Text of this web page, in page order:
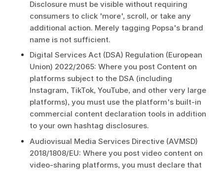
Disclosure must be visible without requiring
consumers to click 'more', scroll, or take any
additional action. Merely tagging Popsa's brand
name is not sufficient.
Digital Services Act (DSA) Regulation (European
Union) 2022/2065: Where you post Content on
platforms subject to the DSA (including
Instagram, TikTok, YouTube, and other very large
platforms), you must use the platform's built-in
commercial content declaration tools in addition
to your own hashtag disclosures.
Audiovisual Media Services Directive (AVMSD)
2018/1808/EU: Where you post video content on
video-sharing platforms, you must declare that